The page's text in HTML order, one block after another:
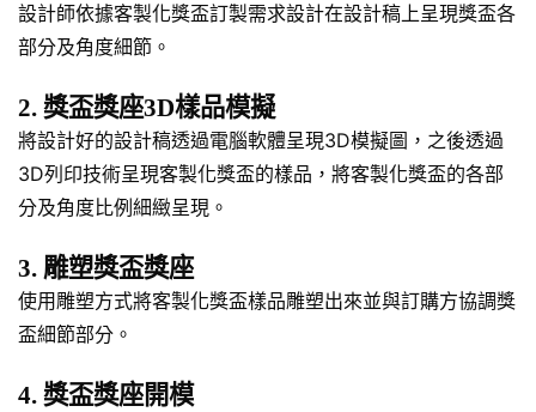
設計師依據客製化獎盃訂製需求設計在設計稿上呈現獎盃各
部分及角度細節。
2. 獎盃獎座3D樣品模擬
將設計好的設計稿透過電腦軟體呈現3D模擬圖，之後透過
3D列印技術呈現客製化獎盃的樣品，將客製化獎盃的各部
分及角度比例細緻呈現。
3. 雕塑獎盃獎座
使用雕塑方式將客製化獎盃樣品雕塑出來並與訂購方協調獎
盃細節部分。
4. 獎盃獎座開模